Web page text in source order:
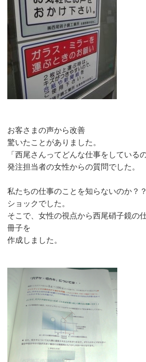
お客さまの声から改善
驚いたことがありました。
「西尾さんってどんな仕事をしている
発注担当者の女性からの質問でした。
私たちの仕事のことを知らないのか？？
ショックでした。
そこで、女性の視点から西尾硝子鏡の
冊子を
作成しました。